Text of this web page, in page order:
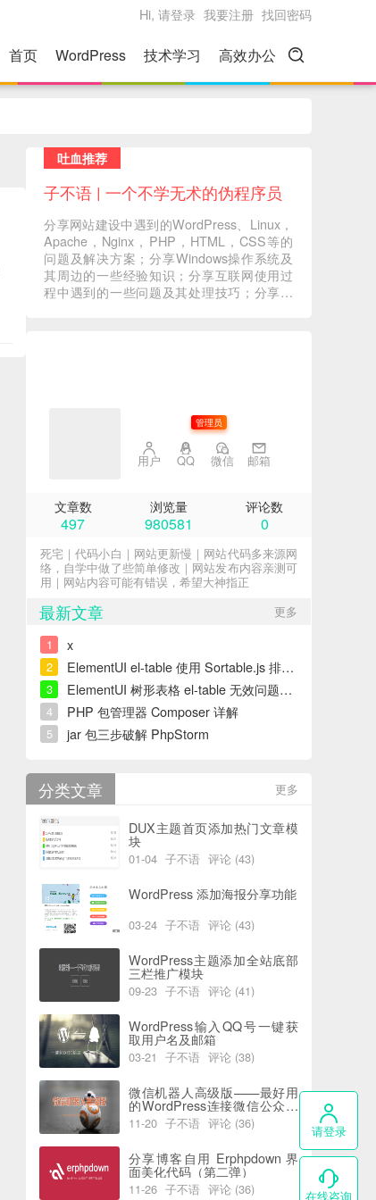
Hi, 请登录 我要注册 找回密码
首页 WordPress 技术学习 高效办公
吐血推荐
子不语 | 一个不学无术的伪程序员
分享网站建设中遇到的WordPress、Linux，
Apache，Nginx，PHP，HTML，CSS等的
问题及解决方案；分享Windows操作系统及
其周边的一些经验知识；分享互联网使用过
程中遇到的一些问题及其处理技巧；分享一
管理员
用户 QQ 微信 邮箱
文章数
497
浏览量
980581
评论数
0
死宅｜代码小白｜网站更新慢｜网站代码多来源网
络，自学中做了些简单修改｜网站发布内容亲测可
用｜网站内容可能有错误，希望大神指正
更多
最新文章
1 x
2 ElementUI el-table 使用 Sortable.js 排序错误解决
3 ElementUI 树形表格 el-table 无效问题解决
4 PHP 包管理器 Composer 详解
5 jar 包三步破解 PhpStorm
更多
分类文章
DUX主题首页添加热门文章模
块
01-04 子不语 评论 (43)
WordPress 添加海报分享功能
03-24 子不语 评论 (43)
WordPress主题添加全站底部
三栏推广模块
09-23 子不语 评论 (41)
WordPress输入QQ号一键获
取用户名及邮箱
03-21 子不语 评论 (38)
微信机器人高级版——最好用
的WordPress连接微信公众号
插件
11-20 子不语 评论 (36)
分享博客自用 Erphpdown 界
面美化代码（第二弹）
11-26 子不语 评论 (36)
请登录
在线咨询